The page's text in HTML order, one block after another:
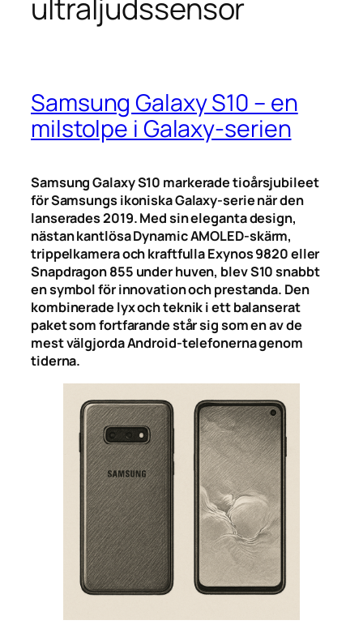
ultraljudssensor
Samsung Galaxy S10 – en
milstolpe i Galaxy-serien
Samsung Galaxy S10 markerade tioårsjubileet
för Samsungs ikoniska Galaxy-serie när den
lanserades 2019. Med sin eleganta design,
nästan kantlösa Dynamic AMOLED-skärm,
trippelkamera och kraftfulla Exynos 9820 eller
Snapdragon 855 under huven, blev S10 snabbt
en symbol för innovation och prestanda. Den
kombinerade lyx och teknik i ett balanserat
paket som fortfarande står sig som en av de
mest välgjorda Android-telefonerna genom
tiderna.